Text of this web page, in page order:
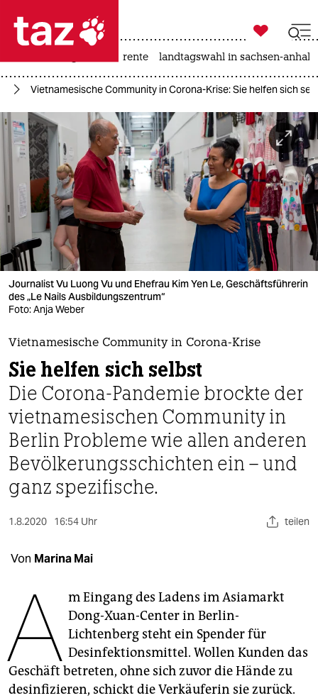
 taz zahl ich
taz zahl ich
themen
politik
öko
gesellschaft
kultur
sport
berlin
nord
wahrheit
verlag
verlag
veranstaltungen
shop
fragen & hilfe
unterstützen
genossenschaft
epaper login

taz zahl ich
rente landtagswahl in sachsen-anhalt
Vietnamesische Community in Corona-Krise: Sie helfen sich
Journalist Vu Luong Vu und Ehefrau Kim Yen Le, Geschäftsführerin
des „Le Nails Ausbildungszentrum“
Foto: Anja Weber
Vietnamesische Community in Corona-Krise
Sie helfen sich selbst
Die Corona-Pandemie brockte der
vietnamesischen Community in
Berlin Probleme wie allen anderen
Bevölkerungsschichten ein – und
ganz spezifische.
1.8.2020 16:54 Uhr teilen
Von Marina Mai
A m Eingang des Ladens im Asiamarkt
Dong-Xuan-Center in Berlin-
Lichtenberg steht ein Spender für
Desinfektionsmittel. Wollen Kunden das
Geschäft betreten, ohne sich zuvor die Hände zu
desinfizieren, schickt die Verkäuferin sie zurück.